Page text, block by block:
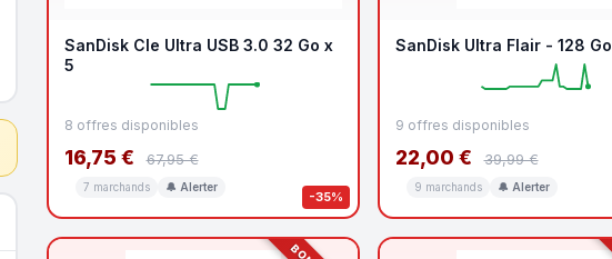
-35%
SanDisk Cle Ultra USB 3.0 32 Go x
5
8 offres disponibles
16,75 € 67,95 €
7 marchands 🔔 Alerter
SanDisk Ultra Flair - 128 Go
9 offres disponibles
22,00 € 39,99 €
9 marchands 🔔 Alerter